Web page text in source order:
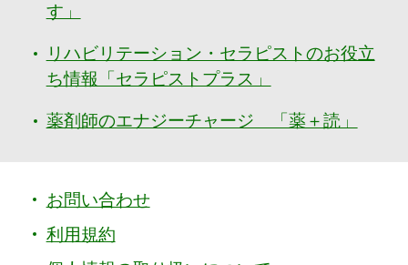
す」
リハビリテーション・セラピストのお役立
ち情報「セラピストプラス」
薬剤師のエナジーチャージ 「薬＋読」
お問い合わせ
利用規約